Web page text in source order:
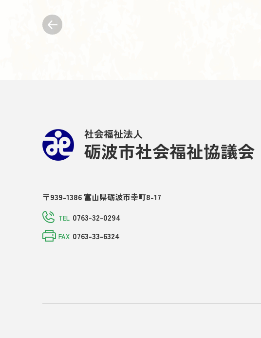
社会福祉法人
砺波市社会福祉協議会
〒939-1386 富山県砺波市幸町8-17
TEL 0763-32-0294
FAX 0763-33-6324